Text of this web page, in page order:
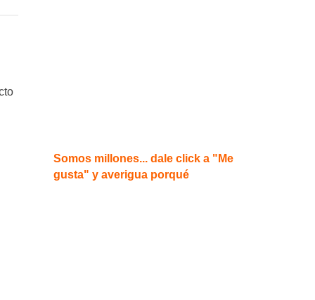
Somos millones... dale click a "Me
gusta" y averigua porqué